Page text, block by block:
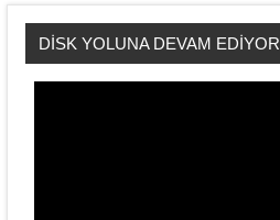
DİSK YOLUNA DEVAM EDİYOR